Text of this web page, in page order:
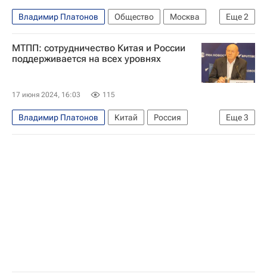
Еще2
Владимир Платонов Общество
Москва
Московская торгово-промышленная палата
Московская городская дума
МТПП: сотрудничество Китая и России
поддерживается на всех уровнях
17 июня 2024, 16:03 115
Еще3
Владимир Платонов Китай
Россия
Москва
Технологии